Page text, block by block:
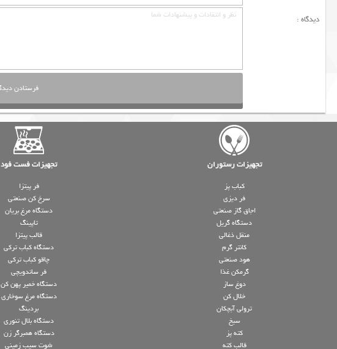
دیدگاه :
تجهیزات رستوران تجهیزات فست فود
کباب پز
فر دیزی
اجاق گاز صنعتی
دستگاه گریل
منقل ذغالی
کانتر گرم
هود صنعتی
گرمکن غذا
دوغ ساز
خلال کن
ترولی آبچکان
سیخ
کته پز
قالب کته
فر پیتزا
سرخ کن صنعتی
دستگاه مرغ بریان
تاپینگ
قالب پیتزا
دستگاه کباب ترکی
چاقو کباب ترکی
فر ساندویچی
دستگاه خمیر پهن کن
دستگاه مرغ سوخاری
بردینگ
دستگاه بلال تنوری
دستگاه همبرگر زن
شوت سیب زمینی